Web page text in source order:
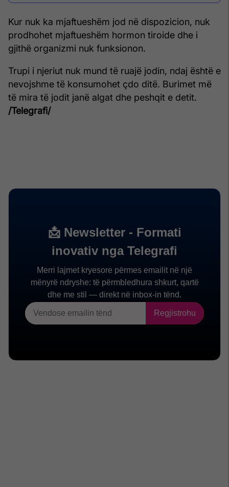
Kur nuk ka mjaftueshëm jod në dispozicion, nuk
prodhohet mjaftueshëm hormon tiroide dhe i
gjithë organizmi nuk funksionon.
Trupi i njeriut nuk mund të ruajë jodin, ndaj është e
nevojshme të konsumohet çdo ditë. Burimet më
të mira të jodit janë algat dhe peshqit e detit.
/Telegrafi/